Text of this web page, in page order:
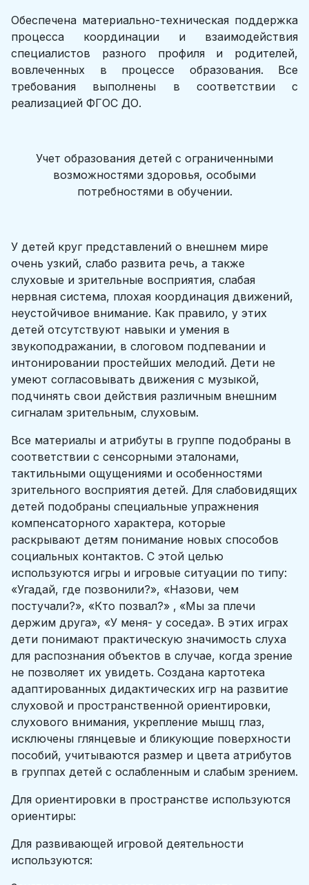
Обеспечена материально-техническая поддержка
процесса координации и взаимодействия
специалистов разного профиля и родителей,
вовлеченных в процессе образования. Все
требования выполнены в соответствии с
реализацией ФГОС ДО.
Учет образования детей с ограниченными
возможностями здоровья, особыми
потребностями в обучении.
У детей круг представлений о внешнем мире
очень узкий, слабо развита речь, а также
слуховые и зрительные восприятия, слабая
нервная система, плохая координация движений,
неустойчивое внимание. Как правило, у этих
детей отсутствуют навыки и умения в
звукоподражании, в слоговом подпевании и
интонировании простейших мелодий. Дети не
умеют согласовывать движения с музыкой,
подчинять свои действия различным внешним
сигналам зрительным, слуховым.
Все материалы и атрибуты в группе подобраны в
соответствии с сенсорными эталонами,
тактильными ощущениями и особенностями
зрительного восприятия детей. Для слабовидящих
детей подобраны специальные упражнения
компенсаторного характера, которые
раскрывают детям понимание новых способов
социальных контактов. С этой целью
используются игры и игровые ситуации по типу:
«Угадай, где позвонили?», «Назови, чем
постучали?», «Кто позвал?» , «Мы за плечи
держим друга», «У меня- у соседа». В этих играх
дети понимают практическую значимость слуха
для распознания объектов в случае, когда зрение
не позволяет их увидеть. Создана картотека
адаптированных дидактических игр на развитие
слуховой и пространственной ориентировки,
cлухового внимания, укрепление мышц глаз,
исключены глянцевые и бликующие поверхности
пособий, учитываются размер и цвета атрибутов
в группах детей с ослабленным и слабым зрением.
Для ориентировки в пространстве используются
ориентиры:
Для развивающей игровой деятельности
используются: